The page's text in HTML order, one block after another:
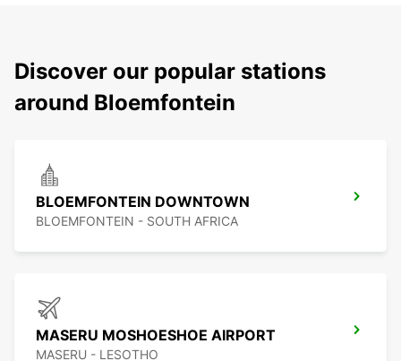
Discover our popular stations
around Bloemfontein
BLOEMFONTEIN DOWNTOWN
BLOEMFONTEIN - SOUTH AFRICA
MASERU MOSHOESHOE AIRPORT
MASERU - LESOTHO